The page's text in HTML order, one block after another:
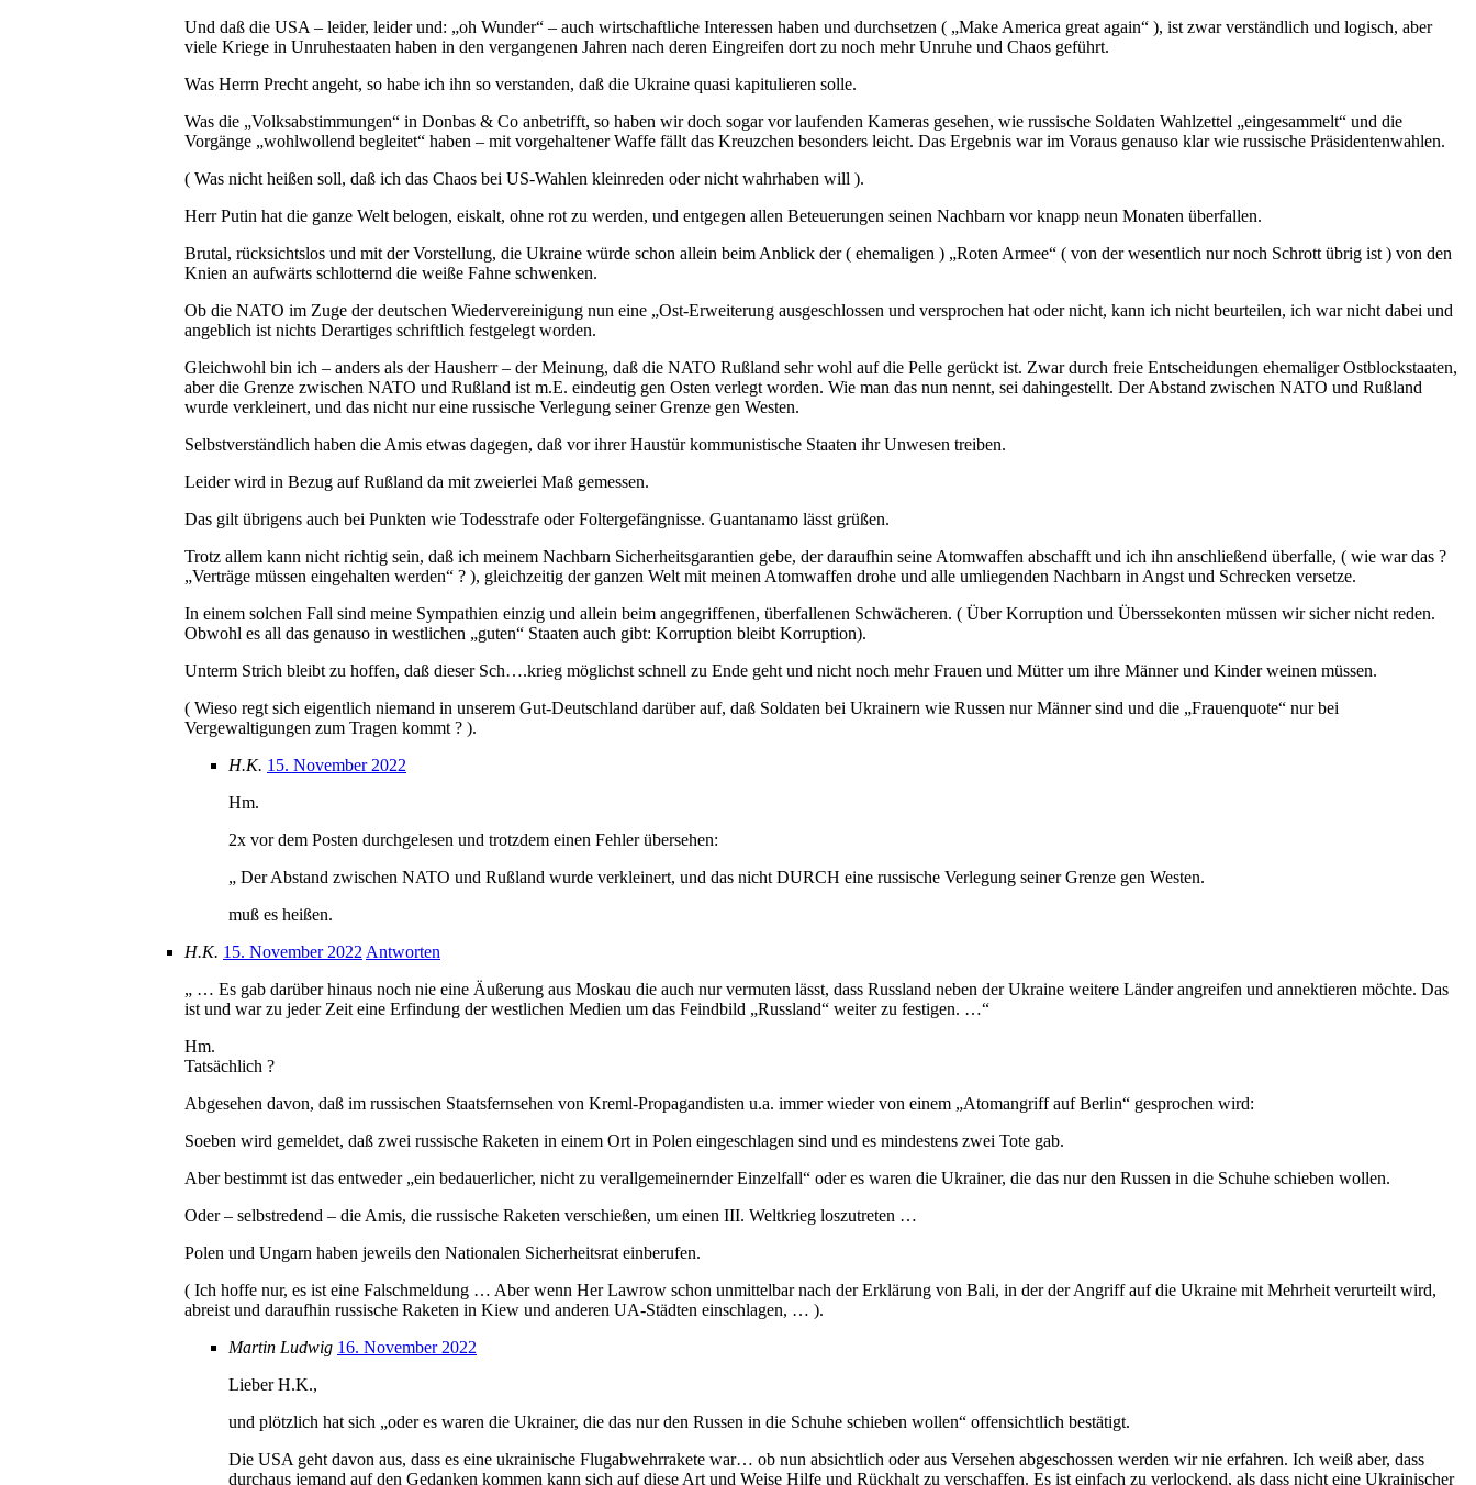
Und daß die USA – leider, leider und: „oh Wunder“ – auch wirtschaftliche Interessen haben und durchsetzen ( „Make America great again“ ), ist zwar verständlich und logisch, aber
viele Kriege in Unruhestaaten haben in den vergangenen Jahren nach deren Eingreifen dort zu noch mehr Unruhe und Chaos geführt.
Was Herrn Precht angeht, so habe ich ihn so verstanden, daß die Ukraine quasi kapitulieren solle.
Was die „Volksabstimmungen“ in Donbas & Co anbetrifft, so haben wir doch sogar vor laufenden Kameras gesehen, wie russische Soldaten Wahlzettel „eingesammelt“ und die
Vorgänge „wohlwollend begleitet“ haben – mit vorgehaltener Waffe fällt das Kreuzchen besonders leicht. Das Ergebnis war im Voraus genauso klar wie russische Präsidentenwahlen.
( Was nicht heißen soll, daß ich das Chaos bei US-Wahlen kleinreden oder nicht wahrhaben will ).
Herr Putin hat die ganze Welt belogen, eiskalt, ohne rot zu werden, und entgegen allen Beteuerungen seinen Nachbarn vor knapp neun Monaten überfallen.
Brutal, rücksichtslos und mit der Vorstellung, die Ukraine würde schon allein beim Anblick der ( ehemaligen ) „Roten Armee“ ( von der wesentlich nur noch Schrott übrig ist ) von den
Knien an aufwärts schlotternd die weiße Fahne schwenken.
Ob die NATO im Zuge der deutschen Wiedervereinigung nun eine „Ost-Erweiterung ausgeschlossen und versprochen hat oder nicht, kann ich nicht beurteilen, ich war nicht dabei und
angeblich ist nichts Derartiges schriftlich festgelegt worden.
Gleichwohl bin ich – anders als der Hausherr – der Meinung, daß die NATO Rußland sehr wohl auf die Pelle gerückt ist. Zwar durch freie Entscheidungen ehemaliger Ostblockstaaten,
aber die Grenze zwischen NATO und Rußland ist m.E. eindeutig gen Osten verlegt worden. Wie man das nun nennt, sei dahingestellt. Der Abstand zwischen NATO und Rußland
wurde verkleinert, und das nicht nur eine russische Verlegung seiner Grenze gen Westen.
Selbstverständlich haben die Amis etwas dagegen, daß vor ihrer Haustür kommunistische Staaten ihr Unwesen treiben.
Leider wird in Bezug auf Rußland da mit zweierlei Maß gemessen.
Das gilt übrigens auch bei Punkten wie Todesstrafe oder Foltergefängnisse. Guantanamo lässt grüßen.
Trotz allem kann nicht richtig sein, daß ich meinem Nachbarn Sicherheitsgarantien gebe, der daraufhin seine Atomwaffen abschafft und ich ihn anschließend überfalle, ( wie war das ?
„Verträge müssen eingehalten werden“ ? ), gleichzeitig der ganzen Welt mit meinen Atomwaffen drohe und alle umliegenden Nachbarn in Angst und Schrecken versetze.
In einem solchen Fall sind meine Sympathien einzig und allein beim angegriffenen, überfallenen Schwächeren. ( Über Korruption und Überssekonten müssen wir sicher nicht reden.
Obwohl es all das genauso in westlichen „guten“ Staaten auch gibt: Korruption bleibt Korruption).
Unterm Strich bleibt zu hoffen, daß dieser Sch….krieg möglichst schnell zu Ende geht und nicht noch mehr Frauen und Mütter um ihre Männer und Kinder weinen müssen.
( Wieso regt sich eigentlich niemand in unserem Gut-Deutschland darüber auf, daß Soldaten bei Ukrainern wie Russen nur Männer sind und die „Frauenquote“ nur bei
Vergewaltigungen zum Tragen kommt ? ).
H.K. 15. November 2022
Hm.
2x vor dem Posten durchgelesen und trotzdem einen Fehler übersehen:
„ Der Abstand zwischen NATO und Rußland wurde verkleinert, und das nicht DURCH eine russische Verlegung seiner Grenze gen Westen.
muß es heißen.
H.K. 15. November 2022 Antworten
„ … Es gab darüber hinaus noch nie eine Äußerung aus Moskau die auch nur vermuten lässt, dass Russland neben der Ukraine weitere Länder angreifen und annektieren möchte. Das
ist und war zu jeder Zeit eine Erfindung der westlichen Medien um das Feindbild „Russland“ weiter zu festigen. …“
Hm.
Tatsächlich ?
Abgesehen davon, daß im russischen Staatsfernsehen von Kreml-Propagandisten u.a. immer wieder von einem „Atomangriff auf Berlin“ gesprochen wird:
Soeben wird gemeldet, daß zwei russische Raketen in einem Ort in Polen eingeschlagen sind und es mindestens zwei Tote gab.
Aber bestimmt ist das entweder „ein bedauerlicher, nicht zu verallgemeinernder Einzelfall“ oder es waren die Ukrainer, die das nur den Russen in die Schuhe schieben wollen.
Oder – selbstredend – die Amis, die russische Raketen verschießen, um einen III. Weltkrieg loszutreten …
Polen und Ungarn haben jeweils den Nationalen Sicherheitsrat einberufen.
( Ich hoffe nur, es ist eine Falschmeldung … Aber wenn Her Lawrow schon unmittelbar nach der Erklärung von Bali, in der der Angriff auf die Ukraine mit Mehrheit verurteilt wird,
abreist und daraufhin russische Raketen in Kiew und anderen UA-Städten einschlagen, … ).
Martin Ludwig 16. November 2022
Lieber H.K.,
und plötzlich hat sich „oder es waren die Ukrainer, die das nur den Russen in die Schuhe schieben wollen“ offensichtlich bestätigt.
Die USA geht davon aus, dass es eine ukrainische Flugabwehrrakete war… ob nun absichtlich oder aus Versehen abgeschossen werden wir nie erfahren. Ich weiß aber, dass
durchaus jemand auf den Gedanken kommen kann sich auf diese Art und Weise Hilfe und Rückhalt zu verschaffen. Es ist einfach zu verlockend, als dass nicht eine Ukrainischer